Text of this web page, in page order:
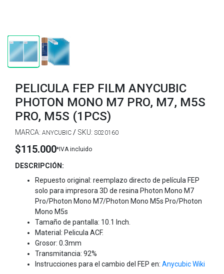
PELICULA FEP FILM ANYCUBIC
PHOTON MONO M7 PRO, M7, M5S
PRO, M5S (1PCS)
MARCA: ANYCUBIC / SKU: S020160
$115.000*IVA incluido
DESCRIPCIÓN:
Repuesto original: reemplazo directo de película FEP
solo para impresora 3D de resina Photon Mono M7
Pro/Photon Mono M7/Photon Mono M5s Pro/Photon
Mono M5s
Tamaño de pantalla: 10.1 Inch.
Material: Pelicula ACF.
Grosor: 0.3mm
Transmitancia: 92%
Instrucciones para el cambio del FEP en: Anycubic Wiki